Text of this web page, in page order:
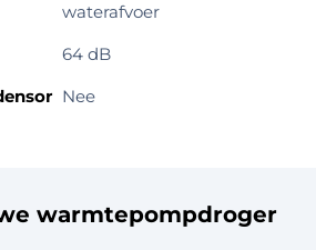
waterafvoer
64 dB
Nee
warmtepompdroger